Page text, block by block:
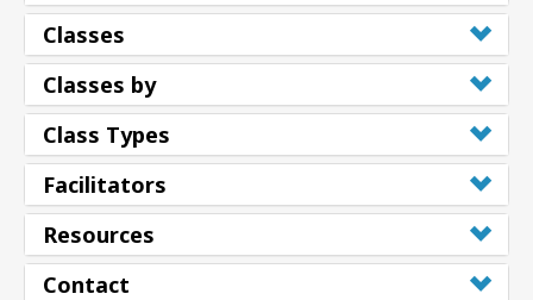
Classes
Classes by
Class Types
Facilitators
Resources
Contact